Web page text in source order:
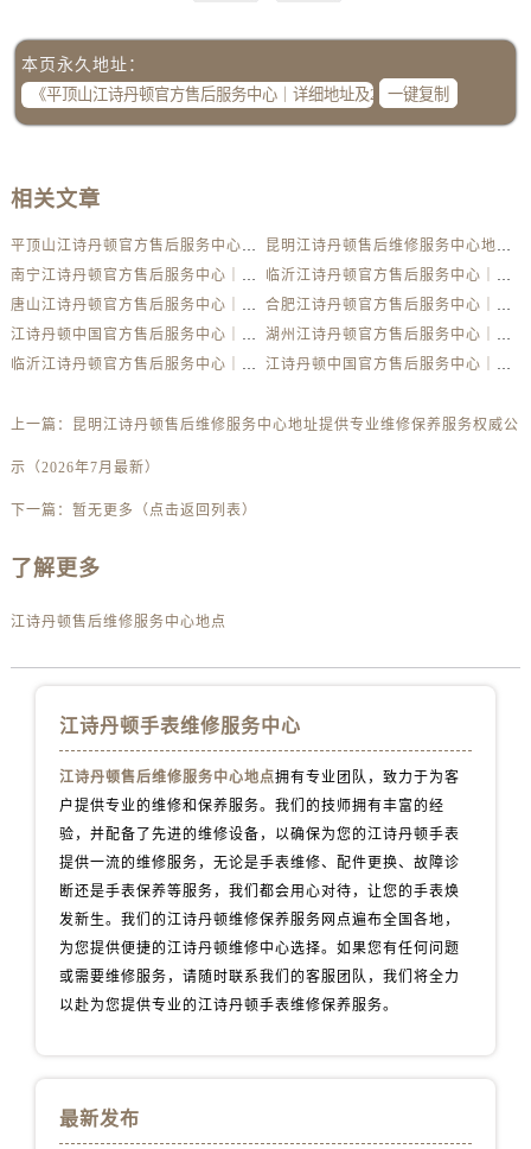
本页永久地址：
一键复制
相关文章
平顶山江诗丹顿官方售后服务中心｜详细地址及24小时售后热线权威信息公示（2026年7月更新）
昆明江诗丹顿售后维修服务中心地址提供专业维修保养服务权威公示（2026年7月最新）
南宁江诗丹顿官方售后服务中心｜全新电话和完整维修地址权威信息公示（2026年7月更新）
临沂江诗丹顿官方售后服务中心｜全新电话和门店地址权威信息公示（2026年7月更新）
唐山江诗丹顿官方售后服务中心｜详细网点地址与售后热线权威信息公示（2026年7月更新）
合肥江诗丹顿官方售后服务中心｜官方地址及售后热线权威信息公示（2026年7月更新）
江诗丹顿中国官方售后服务中心｜完整地址与24小时售后热线权威信息公示（2026年7月更新）
湖州江诗丹顿官方售后服务中心｜最新地址和售后服务热线权威信息公示（2026年7月更新）
临沂江诗丹顿官方售后服务中心｜官方地址及联系电话权威信息公示（2026年7月更新）
江诗丹顿中国官方售后服务中心｜全部地址与售后热线权威信息通知（2026年7月最新）
上一篇： 昆明江诗丹顿售后维修服务中心地址提供专业维修保养服务权威公
示（2026年7月最新）
下一篇： 暂无更多（点击返回列表）
了解更多
江诗丹顿售后维修服务中心地点
江诗丹顿手表维修服务中心
江诗丹顿售后维修服务中心地点拥有专业团队，致力于为客
户提供专业的维修和保养服务。我们的技师拥有丰富的经
验，并配备了先进的维修设备，以确保为您的江诗丹顿手表
提供一流的维修服务，无论是手表维修、配件更换、故障诊
断还是手表保养等服务，我们都会用心对待，让您的手表焕
发新生。我们的江诗丹顿维修保养服务网点遍布全国各地，
为您提供便捷的江诗丹顿维修中心选择。如果您有任何问题
或需要维修服务，请随时联系我们的客服团队，我们将全力
以赴为您提供专业的江诗丹顿手表维修保养服务。
最新发布